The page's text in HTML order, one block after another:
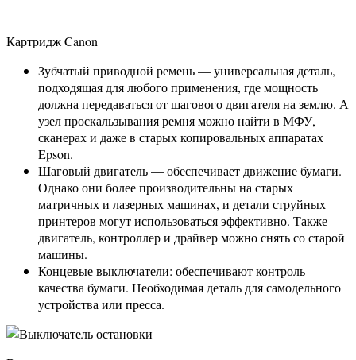
Картридж Canon
Зубчатый приводной ремень — универсальная деталь,
подходящая для любого применения, где мощность
должна передаваться от шагового двигателя на землю. А
узел проскальзывания ремня можно найти в МФУ,
сканерах и даже в старых копировальных аппаратах
Epson.
Шаговый двигатель — обеспечивает движение бумаги.
Однако они более производительны на старых
матричных и лазерных машинах, и детали струйных
принтеров могут использоваться эффективно. Также
двигатель, контроллер и драйвер можно снять со старой
машины.
Концевые выключатели: обеспечивают контроль
качества бумаги. Необходимая деталь для самодельного
устройства или пресса.